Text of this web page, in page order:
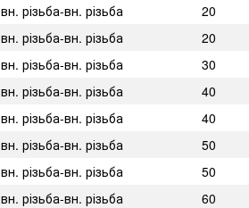
вн. різьба-вн. різьба
20
вн. різьба-вн. різьба
20
вн. різьба-вн. різьба
30
вн. різьба-вн. різьба
40
вн. різьба-вн. різьба
40
вн. різьба-вн. різьба
50
вн. різьба-вн. різьба
50
вн. різьба-вн. різьба
60